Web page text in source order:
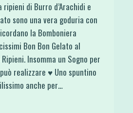
ripieni di Burro d’Arachidi e
sono una vera goduria con
la Bomboniera
Bon Bon Gelato al
Insomma un Sogno per
realizzare ♥ Uno spuntino
anche per…